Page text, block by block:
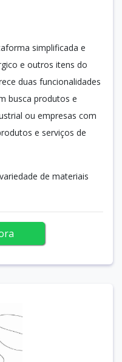
simplificada e
e outros itens do
duas funcionalidades
busca produtos e
ou empresas com
e serviços de
de materiais